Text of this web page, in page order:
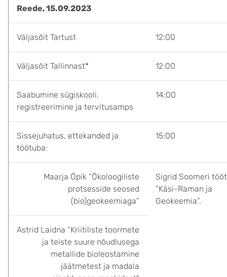
Reede, 15.09.2023
Väljasõit Tartust 12:00
Väljasõit Tallinnast* 12:00
Saabumine sügiskooli,
registreerimine ja tervitusamps
14:00
Sissejuhatus, ettekanded ja
töötuba:
15:00
Maarja Öpik “Ökoloogiliste
protsesside seosed
(bio)geokeemiaga”
Sigrid Soomeri
“Käsi-Raman ja
Geokeemia”.
Astrid Laidna “Kriitiliste toormete
ja teiste suure nõudlusega
metallide bioleostamine
jäätmetest ja madala